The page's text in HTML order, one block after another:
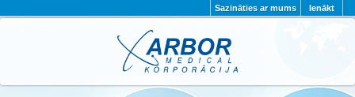
Ienākt
Sazināties ar mums